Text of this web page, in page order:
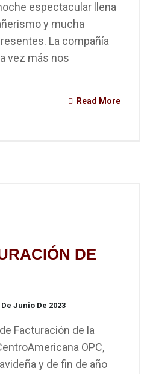
espectacular llena
y mucha
La compañía
vez más nos
Read More
DE
De Junio De 2023
Facturación de la
OPC,
y de fin de año